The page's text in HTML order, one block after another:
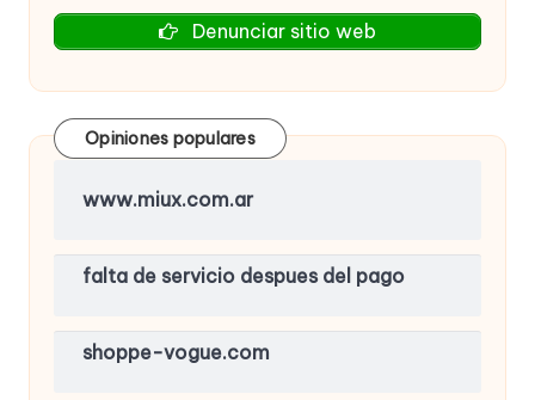
Denunciar sitio web
Opiniones populares
www.miux.com.ar
falta de servicio despues del pago
shoppe-vogue.com